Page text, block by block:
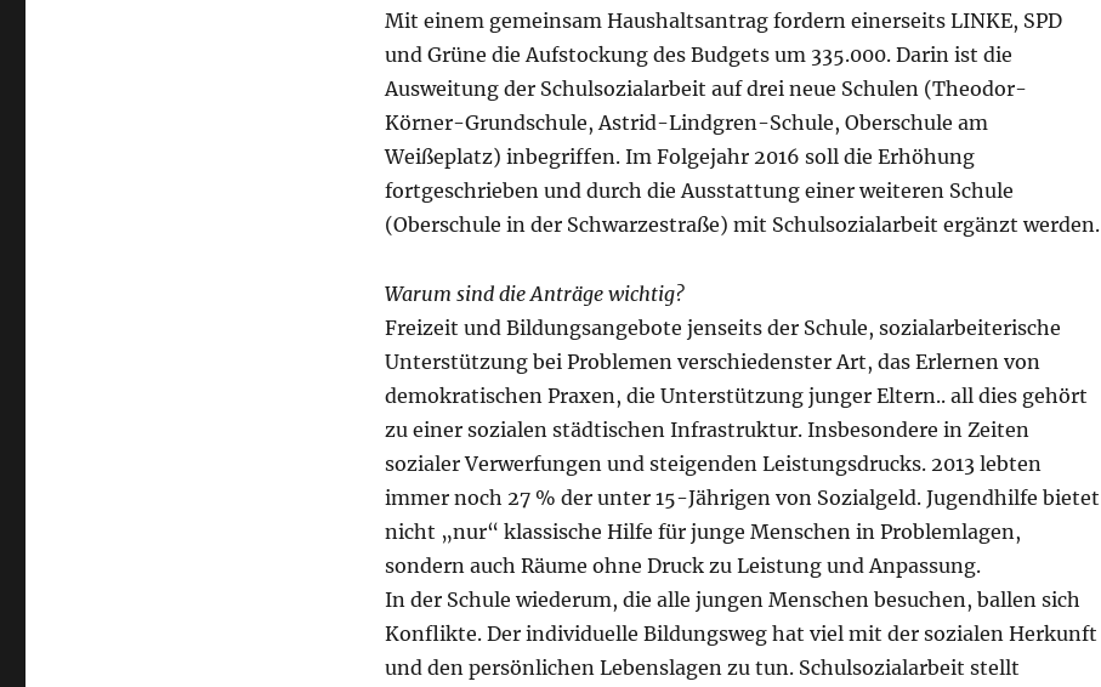
Mit einem gemeinsam Haushaltsantrag fordern einerseits LINKE, SPD
und Grüne die Aufstockung des Budgets um 335.000. Darin ist die
Ausweitung der Schulsozialarbeit auf drei neue Schulen (Theodor-
Körner-Grundschule, Astrid-Lindgren-Schule, Oberschule am
Weißeplatz) inbegriffen. Im Folgejahr 2016 soll die Erhöhung
fortgeschrieben und durch die Ausstattung einer weiteren Schule
(Oberschule in der Schwarzestraße) mit Schulsozialarbeit ergänzt werden.
Warum sind die Anträge wichtig?
Freizeit und Bildungsangebote jenseits der Schule, sozialarbeiterische
Unterstützung bei Problemen verschiedenster Art, das Erlernen von
demokratischen Praxen, die Unterstützung junger Eltern.. all dies gehört
zu einer sozialen städtischen Infrastruktur. Insbesondere in Zeiten
sozialer Verwerfungen und steigenden Leistungsdrucks. 2013 lebten
immer noch 27 % der unter 15-Jährigen von Sozialgeld. Jugendhilfe bietet
nicht „nur“ klassische Hilfe für junge Menschen in Problemlagen,
sondern auch Räume ohne Druck zu Leistung und Anpassung.
In der Schule wiederum, die alle jungen Menschen besuchen, ballen sich
Konflikte. Der individuelle Bildungsweg hat viel mit der sozialen Herkunft
und den persönlichen Lebenslagen zu tun. Schulsozialarbeit stellt